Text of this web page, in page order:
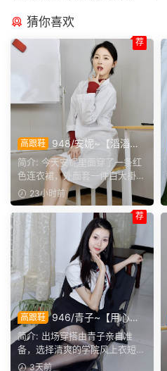
猜你喜欢
高跟鞋
948/安妮~【滔滔不
绝】无需面对面，一通电话就
能彻夜长谈，这大概就是女生
之间难得的默契。
简介: 今天安妮里面穿了一条红
色连衣裙，外面套一件白大褂，
正聊起和闺蜜通电话的...
23小时前
荐
高跟鞋
946/青子~【用心准
备】来看青子亲自准备的整套
穿搭，经典学院风上身，这套
上身效果很合意。
简介: 出场穿搭由青子亲自准
备，选择清爽的学院风上衣短
裙。两双同款材质的袜子，...
3天前
荐